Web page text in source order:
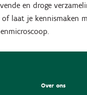
en droge
of laat je kennismaken
Over ons